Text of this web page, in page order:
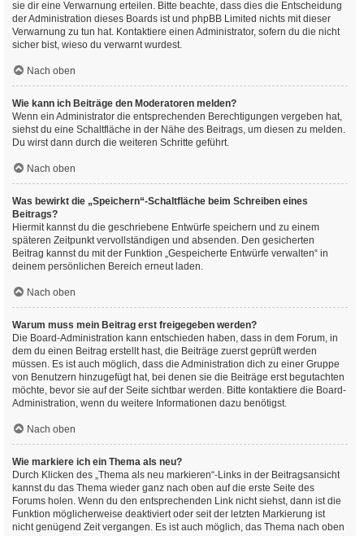
sie dir eine Verwarnung erteilen. Bitte beachte, dass dies die Entscheidung
der Administration dieses Boards ist und phpBB Limited nichts mit dieser
Verwarnung zu tun hat. Kontaktiere einen Administrator, sofern du die nicht
sicher bist, wieso du verwarnt wurdest.
Nach oben
Wie kann ich Beiträge den Moderatoren melden?
Wenn ein Administrator die entsprechenden Berechtigungen vergeben hat,
siehst du eine Schaltfläche in der Nähe des Beitrags, um diesen zu melden.
Du wirst dann durch die weiteren Schritte geführt.
Nach oben
Was bewirkt die „Speichern“-Schaltfläche beim Schreiben eines
Beitrags?
Hiermit kannst du die geschriebene Entwürfe speichern und zu einem
späteren Zeitpunkt vervollständigen und absenden. Den gesicherten
Beitrag kannst du mit der Funktion „Gespeicherte Entwürfe verwalten“ in
deinem persönlichen Bereich erneut laden.
Nach oben
Warum muss mein Beitrag erst freigegeben werden?
Die Board-Administration kann entschieden haben, dass in dem Forum, in
dem du einen Beitrag erstellt hast, die Beiträge zuerst geprüft werden
müssen. Es ist auch möglich, dass die Administration dich zu einer Gruppe
von Benutzern hinzugefügt hat, bei denen sie die Beiträge erst begutachten
möchte, bevor sie auf der Seite sichtbar werden. Bitte kontaktiere die Board-
Administration, wenn du weitere Informationen dazu benötigst.
Nach oben
Wie markiere ich ein Thema als neu?
Durch Klicken des „Thema als neu markieren“-Links in der Beitragsansicht
kannst du das Thema wieder ganz nach oben auf die erste Seite des
Forums holen. Wenn du den entsprechenden Link nicht siehst, dann ist die
Funktion möglicherweise deaktiviert oder seit der letzten Markierung ist
nicht genügend Zeit vergangen. Es ist auch möglich, das Thema nach oben